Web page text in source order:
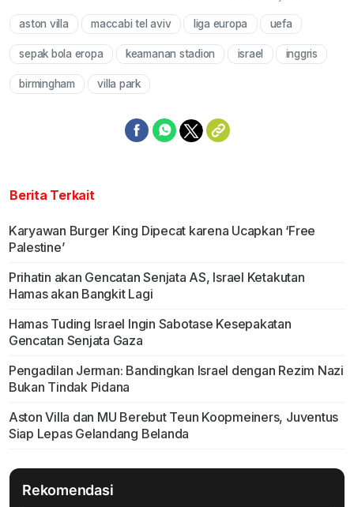
Mute
aston villa maccabi tel aviv liga europa uefa
sepak bola eropa keamanan stadion israel inggris
birmingham villa park
Berita Terkait
Karyawan Burger King Dipecat karena Ucapkan ‘Free
Palestine’
Prihatin akan Gencatan Senjata AS, Israel Ketakutan
Hamas akan Bangkit Lagi
Hamas Tuding Israel Ingin Sabotase Kesepakatan
Gencatan Senjata Gaza
Pengadilan Jerman: Bandingkan Israel dengan Rezim Nazi
Bukan Tindak Pidana
Aston Villa dan MU Berebut Teun Koopmeiners, Juventus
Siap Lepas Gelandang Belanda
Rekomendasi